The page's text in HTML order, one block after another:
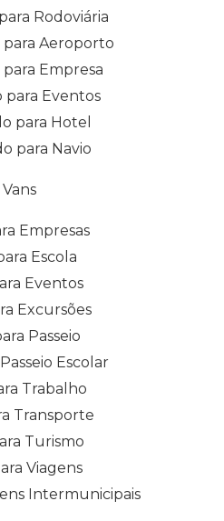
Rodoviária
para Aeroporto
para Empresa
para Eventos
para Hotel
para Navio
Vans
Empresas
Escola
Eventos
Excursões
Passeio
Escolar
Trabalho
Transporte
Turismo
Viagens
Intermunicipais